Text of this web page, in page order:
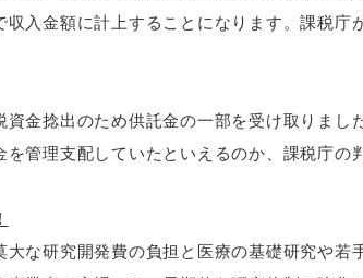
入金額に計上することになります。課税庁
金捻出のため供託金の一部を受け取りまし
管理支配していたといえるのか、課税庁の
な研究開発費の負担と医療の基礎研究や若